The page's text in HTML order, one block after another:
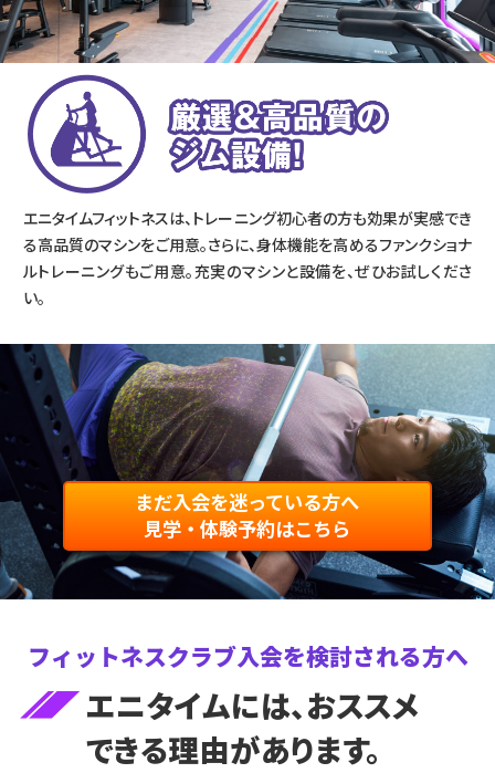
エニタイムフィットネスは、トレーニング初心者の方も効果が実感でき
る高品質のマシンをご用意。さらに、身体機能を高めるファンクショナ
ルトレーニングもご用意。充実のマシンと設備を、ぜひお試しくださ
い。
まだ入会を迷っている方へ
見学・体験予約はこちら
フィットネスクラブ入会を検討される方へ
エニタイムには、おススメ
できる理由があります。